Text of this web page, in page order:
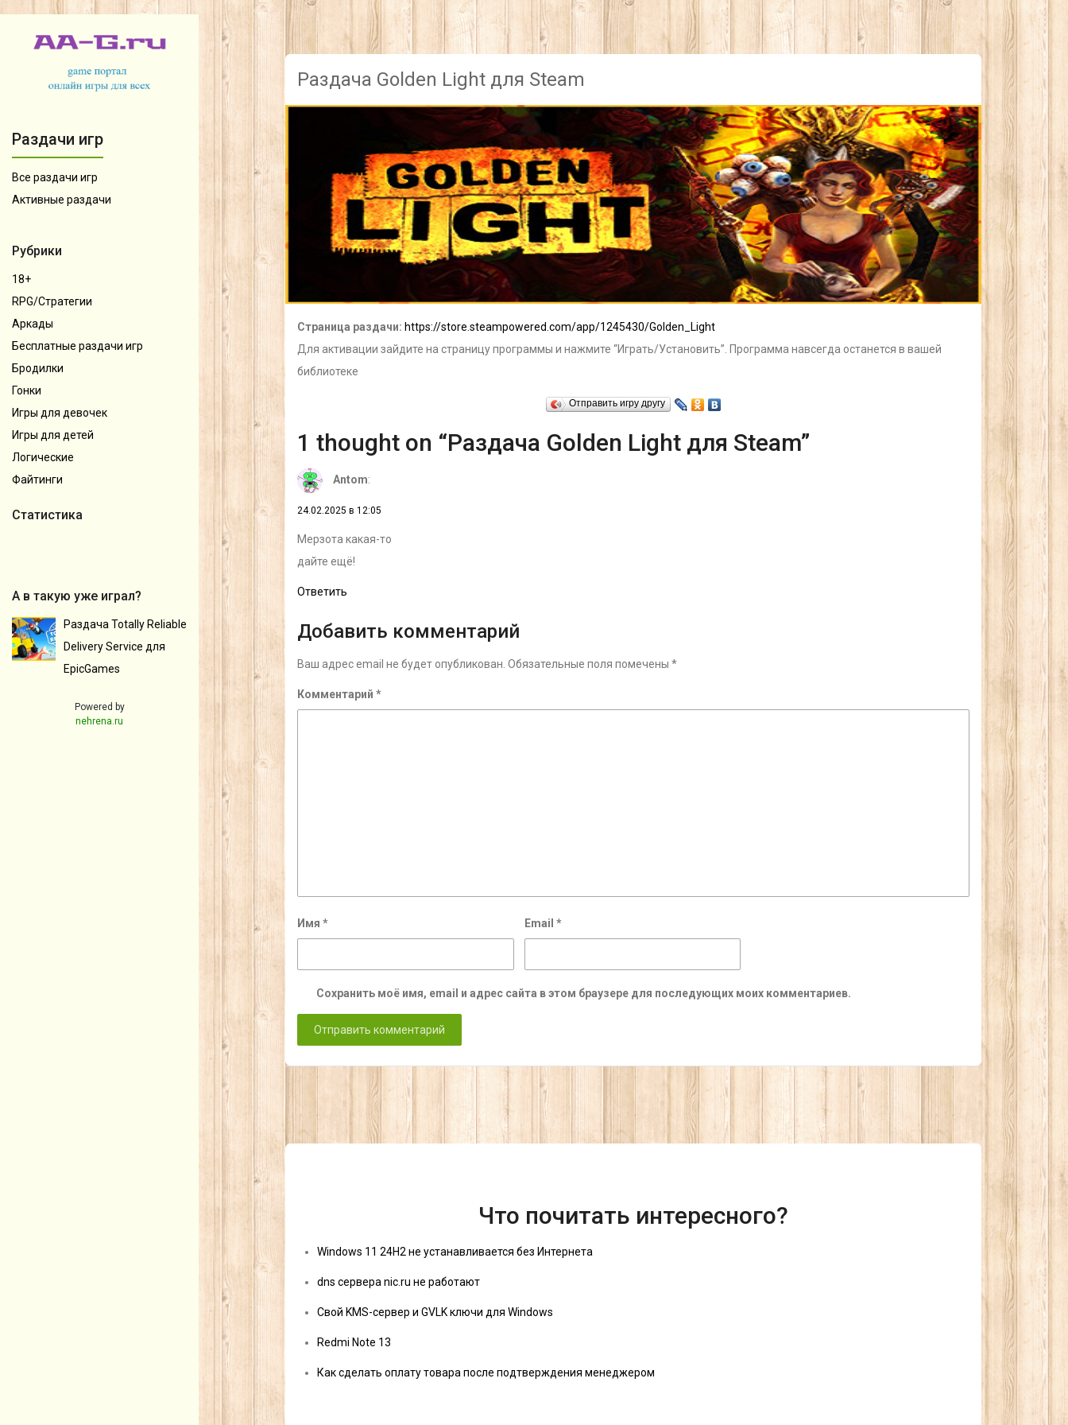
Раздачи игр
Все раздачи игр
Активные раздачи
Рубрики
18+
RPG/Стратегии
Аркады
Бесплатные раздачи игр
Бродилки
Гонки
Игры для девочек
Игры для детей
Логические
Файтинги
Статистика
А в такую уже играл?
Раздача Totally Reliable
Delivery Service для
EpicGames
Powered by
nehrena.ru
Раздача Golden Light для Steam
Страница раздачи: https://store.steampowered.com/app/1245430/Golden_Light
Для активации зайдите на страницу программы и нажмите “Играть/Установить”. Программа навсегда останется в вашей
библиотеке
Отправить игру другу
1 thought on “Раздача Golden Light для Steam”
Antom:
24.02.2025 в 12:05
Мерзота какая-то
дайте ещё!
Ответить
Добавить комментарий
Ваш адрес email не будет опубликован. Обязательные поля помечены*
Комментарий*
Имя* Email *
Сохранить моё имя, email и адрес сайта в этом браузере для последующих моих комментариев.
Что почитать интересного?
Windows 11 24H2 не устанавливается без Интернета
dns сервера nic.ru не работают
Свой KMS-сервер и GVLK ключи для Windows
Redmi Note 13
Как сделать оплату товара после подтверждения менеджером